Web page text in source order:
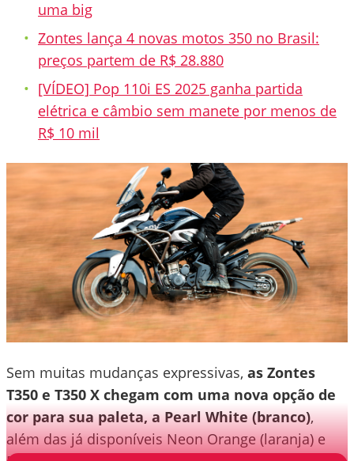
uma big
Zontes lança 4 novas motos 350 no Brasil:
preços partem de R$ 28.880
[VÍDEO] Pop 110i ES 2025 ganha partida
elétrica e câmbio sem manete por menos de
R$ 10 mil
Sem muitas mudanças expressivas, as Zontes
T350 e T350 X chegam com uma nova opção de
cor para sua paleta, a Pearl White (branco),
além das já disponíveis Neon Orange (laranja) e